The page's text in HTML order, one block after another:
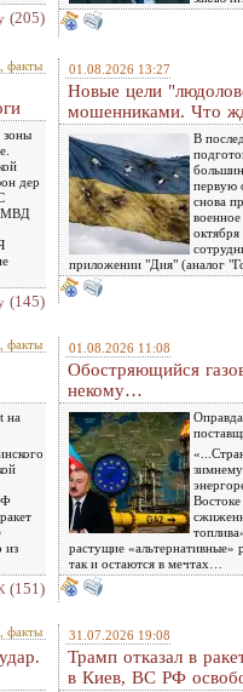
(205)
факты
зоны
дер
МВД
(145)
01.08.2026 13:27
Новые цели
мошенниками. Что
В
первую
снова
приложении "Дия" (аналог
факты
на
из
(151)
01.08.2026 11:08
Обостряющийся
некому…
растущие «альтернативные»
так и остаются в мечтах…
факты 31.07.2026 19:08
Трамп отказал в
в Киев, ВС РФ